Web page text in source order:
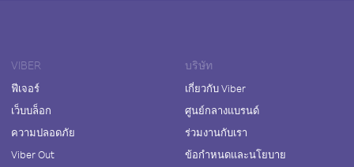
VIBER
ฟีเจอร์
เว็บบล็อก
ความปลอดภัย
Viber Out
บริษัท
เกี่ยวกับ Viber
ศูนย์กลางแบรนด์
ร่วมงานกับเรา
ข้อกำหนดและนโยบาย